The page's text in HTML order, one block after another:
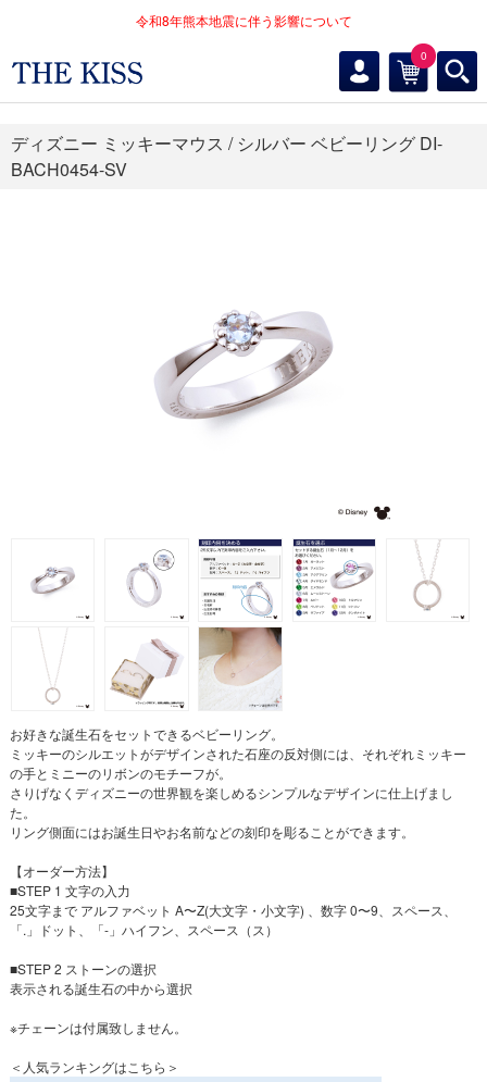
令和8年熊本地震に伴う影響について
0
ディズニー ミッキーマウス / シルバー ベビーリング DI-
BACH0454-SV
お好きな誕生石をセットできるベビーリング。
ミッキーのシルエットがデザインされた石座の反対側には、それぞれミッキー
の手とミニーのリボンのモチーフが。
さりげなくディズニーの世界観を楽しめるシンプルなデザインに仕上げまし
た。
リング側面にはお誕生日やお名前などの刻印を彫ることができます。
【オーダー方法】
■STEP 1 文字の入力
25文字まで アルファベット A〜Z(大文字・小文字) 、数字 0〜9、スペース、
「.」ドット、「-」ハイフン、スペース（ス）
■STEP 2 ストーンの選択
表示される誕生石の中から選択
※チェーンは付属致しません。
＜人気ランキングはこちら＞